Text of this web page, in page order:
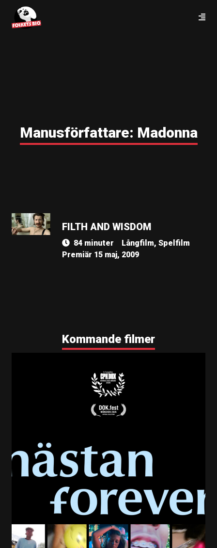
Manusförfattare: Madonna
FILTH AND WISDOM
84 minuter
Långfilm, Spelfilm
Premiär 15 maj, 2009
Kommande filmer